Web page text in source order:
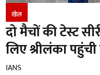
खेल
दो मैचों की टेस्ट
लिए श्रीलंका पहुंची
IANS